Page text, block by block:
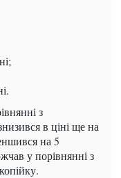
з
в ціні ще на
на 5
у порівнянні з